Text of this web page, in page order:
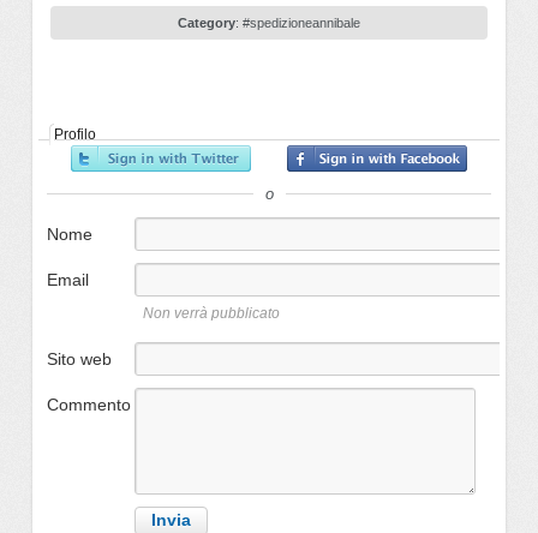
Category: #spedizioneannibale
Profilo
o
Nome
Email
Non verrà pubblicato
Sito web
Commento